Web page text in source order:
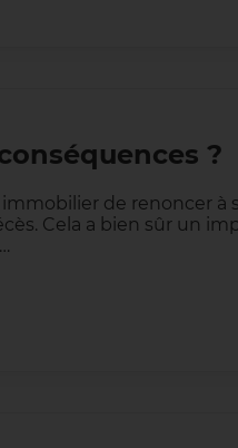
?
de renoncer à
Cela a bien sûr un